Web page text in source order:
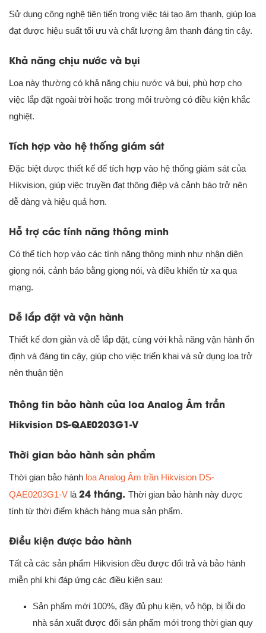
Sử dụng công nghệ tiên tiến trong việc tái tạo âm thanh, giúp loa
đạt được hiệu suất tối ưu và chất lượng âm thanh đáng tin cậy.
Khả năng chịu nước và bụi
Loa này thường có khả năng chịu nước và bụi, phù hợp cho
việc lắp đặt ngoài trời hoặc trong môi trường có điều kiện khắc
nghiệt.
Tích hợp vào hệ thống giám sát
Đặc biệt được thiết kế để tích hợp vào hệ thống giám sát của
Hikvision, giúp việc truyền đạt thông điệp và cảnh báo trở nên
dễ dàng và hiệu quả hơn.
Hỗ trợ các tính năng thông minh
Có thể tích hợp vào các tính năng thông minh như nhận diện
giọng nói, cảnh báo bằng giọng nói, và điều khiển từ xa qua
mạng.
Dễ lắp đặt và vận hành
Thiết kế đơn giản và dễ lắp đặt, cùng với khả năng vận hành ổn
định và đáng tin cậy, giúp cho việc triển khai và sử dụng loa trở
nên thuận tiện
Thông tin bảo hành của loa Analog Âm trần
Hikvision DS-QAE0203G1-V
Thời gian bảo hành sản phẩm
Thời gian bảo hành loa Analog Âm trần Hikvision DS-
QAE0203G1-V là 24 tháng. Thời gian bảo hành này được
tính từ thời điểm khách hàng mua sản phẩm.
Điều kiện được bảo hành
Tất cả các sản phẩm Hikvision đều được đổi trả và bảo hành
miễn phí khi đáp ứng các điều kiện sau:
Sản phẩm mới 100%, đầy đủ phụ kiện, vỏ hộp, bị lỗi do
nhà sản xuất được đổi sản phẩm mới trong thời gian quy